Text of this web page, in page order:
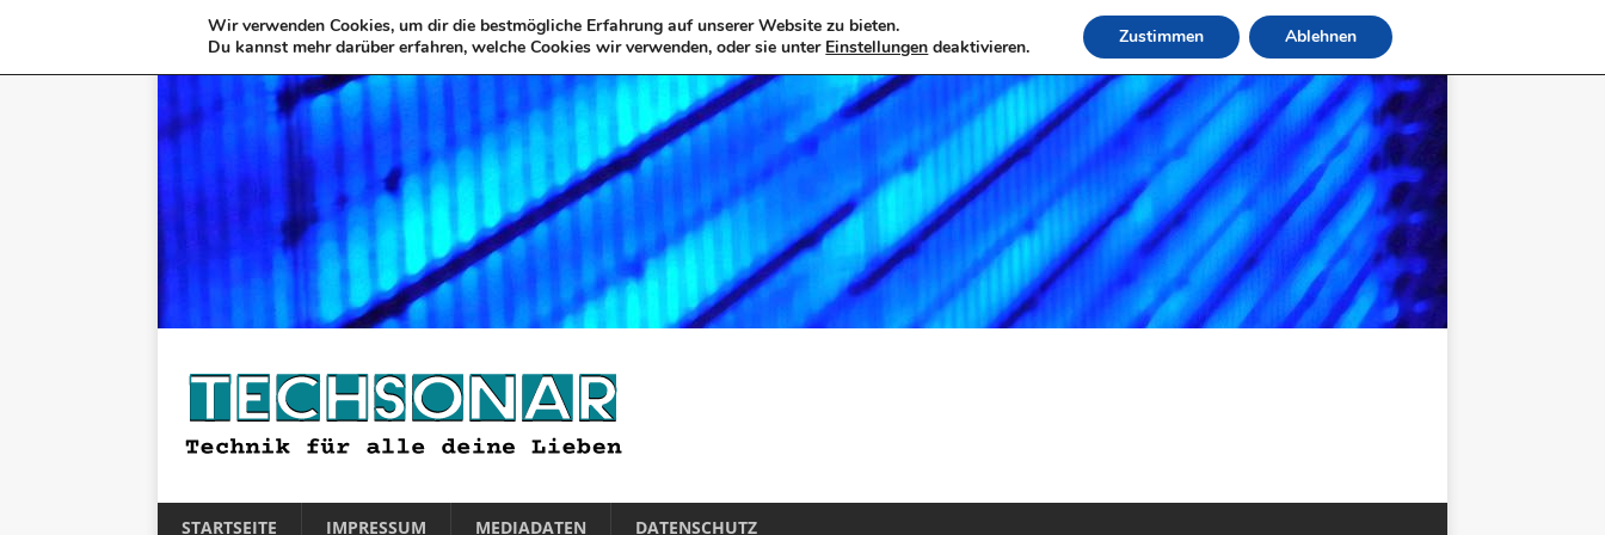
STARTSEITE IMPRESSUM MEDIADATEN DATENSCHUTZ
Wir verwenden Cookies, um dir die bestmögliche Erfahrung auf unserer Website zu bieten.
Du kannst mehr darüber erfahren, welche Cookies wir verwenden, oder sie unter Einstellungen deaktivieren. Zustimmen Ablehnen